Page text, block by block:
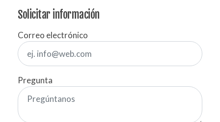
Solicitar información
Correo electrónico
Pregunta